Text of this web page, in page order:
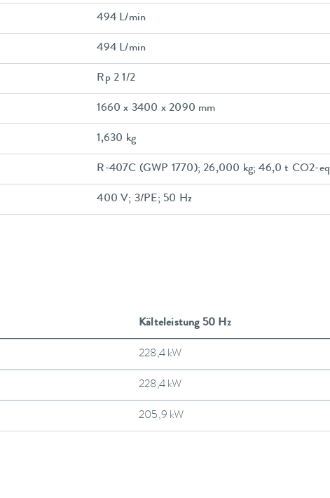
494 L/min
494 L/min
Rp 2 1/2
1660 x 3400 x 2090 mm
1,630 kg
R-407C (GWP 1770); 26,000 kg; 46,0 t CO2-eq
400 V; 3/PE; 50 Hz
Kälteleistung 50 Hz
228,4 kW
228,4 kW
205,9 kW